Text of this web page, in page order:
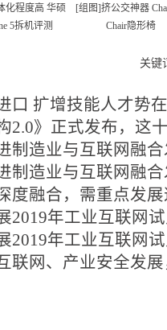
化程度高 华硕
5拆机评测
[组图]挤公交神器
Chair隐形椅
关键
口 扩增技能人才势
2.0》正式发布，这
制造业与互联网融
制造业与互联网融
度融合，需重点发
2019年工业互联网
2019年工业互联网
联网、产业安全发